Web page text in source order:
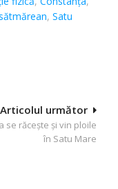
,Satu
Articolul următor
se răcește și vin ploile
în Satu Mare